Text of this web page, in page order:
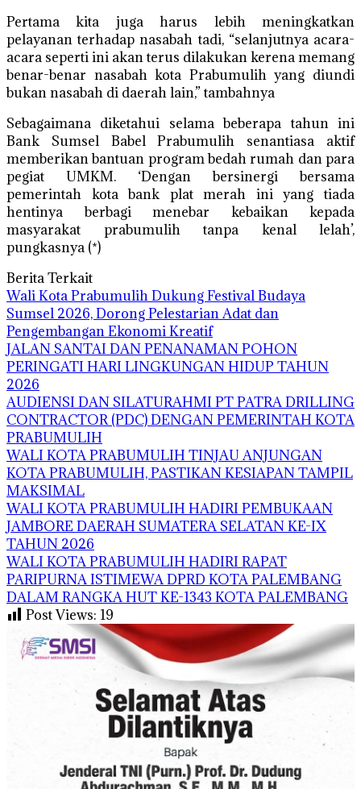
Pertama kita juga harus lebih meningkatkan
pelayanan terhadap nasabah tadi, “selanjutnya acara-
acara seperti ini akan terus dilakukan kerena memang
benar-benar nasabah kota Prabumulih yang diundi
bukan nasabah di daerah lain,” tambahnya
Sebagaimana diketahui selama beberapa tahun ini
Bank Sumsel Babel Prabumulih senantiasa aktif
memberikan bantuan program bedah rumah dan para
pegiat UMKM. ‘Dengan bersinergi bersama
pemerintah kota bank plat merah ini yang tiada
hentinya berbagi menebar kebaikan kepada
masyarakat prabumulih tanpa kenal lelah’,
pungkasnya (*)
Berita Terkait
Wali Kota Prabumulih Dukung Festival Budaya
Sumsel 2026, Dorong Pelestarian Adat dan
Pengembangan Ekonomi Kreatif
JALAN SANTAI DAN PENANAMAN POHON
PERINGATI HARI LINGKUNGAN HIDUP TAHUN
2026
AUDIENSI DAN SILATURAHMI PT PATRA DRILLING
CONTRACTOR (PDC) DENGAN PEMERINTAH KOTA
PRABUMULIH
WALI KOTA PRABUMULIH TINJAU ANJUNGAN
KOTA PRABUMULIH, PASTIKAN KESIAPAN TAMPIL
MAKSIMAL
WALI KOTA PRABUMULIH HADIRI PEMBUKAAN
JAMBORE DAERAH SUMATERA SELATAN KE-IX
TAHUN 2026
WALI KOTA PRABUMULIH HADIRI RAPAT
PARIPURNA ISTIMEWA DPRD KOTA PALEMBANG
DALAM RANGKA HUT KE-1343 KOTA PALEMBANG
Post Views: 19